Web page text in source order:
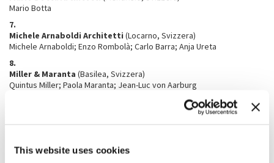
This website uses cookies
Mario Botta
7.
Michele Arnaboldi Architetti (Locarno, Svizzera)
Michele Arnaboldi; Enzo Rombolà; Carlo Barra; Anja Ureta
8.
Miller & Maranta (Basilea, Svizzera)
Quintus Miller; Paola Maranta; Jean-Luc von Aarburg
PROAP / GLOBAL(Lisbona, Portogallo)